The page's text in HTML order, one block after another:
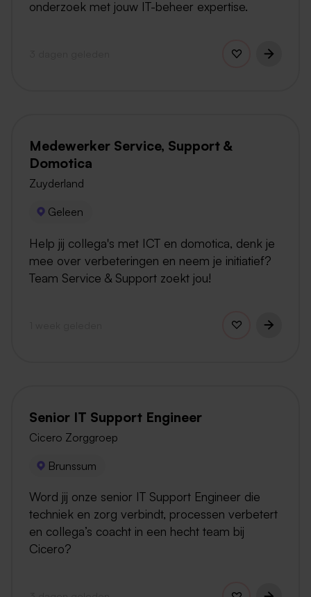
onderzoek met jouw IT-beheer expertise.
Medewerker Service, Support &
Domotica
Zuyderland
Geleen
Help jij collega's met ICT en domotica, denk je
mee over verbeteringen en neem je initiatief?
Team Service & Support zoekt jou!
Senior IT Support Engineer
Cicero Zorggroep
Brunssum
Word jij onze senior IT Support Engineer die
techniek en zorg verbindt, processen verbetert
en collega’s coacht in een hecht team bij
Cicero?